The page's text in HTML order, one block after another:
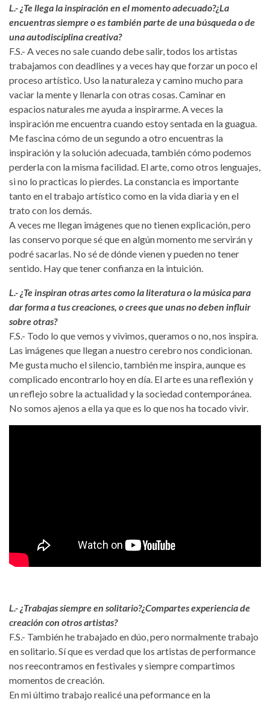
L.- ¿Te llega la inspiración en el momento adecuado?¿La
encuentras siempre o es también parte de una búsqueda o de
una autodisciplina creativa?
F.S.- A veces no sale cuando debe salir, todos los artistas
trabajamos con deadlines y a veces hay que forzar un poco el
proceso artístico. Uso la naturaleza y camino mucho para
vaciar la mente y llenarla con otras cosas. Caminar en
espacios naturales me ayuda a inspirarme. A veces la
inspiración me encuentra cuando estoy sentada en la guagua.
Me fascina cómo de un segundo a otro encuentras la
inspiración y la solución adecuada, también cómo podemos
perderla con la misma facilidad. El arte, como otros lenguajes,
si no lo practicas lo pierdes. La constancia es importante
tanto en el trabajo artístico como en la vida diaria y en el
trato con los demás.
A veces me llegan imágenes que no tienen explicación, pero
las conservo porque sé que en algún momento me servirán y
podré sacarlas. No sé de dónde vienen y pueden no tener
sentido. Hay que tener confianza en la intuición.
L.- ¿Te inspiran otras artes como la literatura o la música para
dar forma a tus creaciones, o crees que unas no deben influir
sobre otras?
F.S.- Todo lo que vemos y vivimos, queramos o no, nos inspira.
Las imágenes que llegan a nuestro cerebro nos condicionan.
Me gusta mucho el silencio, también me inspira, aunque es
complicado encontrarlo hoy en día. El arte es una reflexión y
un reflejo sobre la actualidad y la sociedad contemporánea.
No somos ajenos a ella ya que es lo que nos ha tocado vivir.
L.- ¿Trabajas siempre en solitario?¿Compartes experiencia de
creación con otros artistas?
F.S.- También he trabajado en dúo, pero normalmente trabajo
en solitario. Sí que es verdad que los artistas de performance
nos reecontramos en festivales y siempre compartimos
momentos de creación.
En mi último trabajo realicé una peformance en la